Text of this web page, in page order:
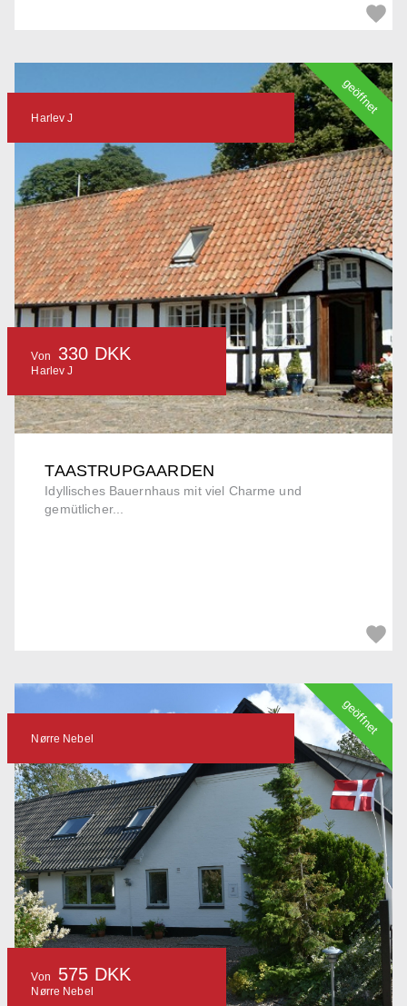
TAASTRUPGAARDEN
Idyllisches Bauernhaus mit viel Charme und
gemütlicher...
Harlev J
Von 330 DKK
Harlev J
geöffnet
Nørre Nebel
Von 575 DKK
Nørre Nebel
geöffnet